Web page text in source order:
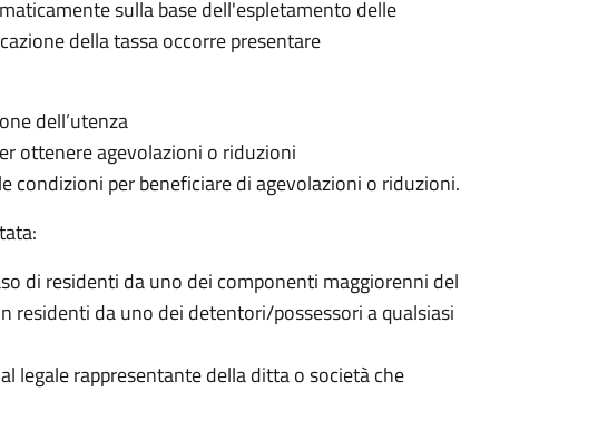
sulla base dell'espletamento delle
della tassa occorre presentare
dell’utenza
ottenere agevolazioni o riduzioni
condizioni per beneficiare di agevolazioni o riduzioni.
di residenti da uno dei componenti maggiorenni del
residenti da uno dei detentori/possessori a qualsiasi
legale rappresentante della ditta o società che